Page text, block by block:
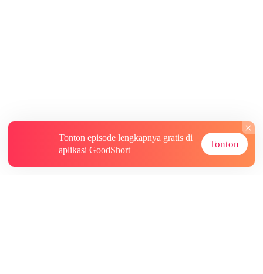
Tonton episode lengkapnya gratis di
aplikasi GoodShort
Tonton